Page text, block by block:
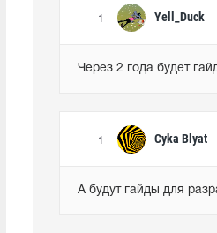
1 Yell_Duck
Через 2 года будет
1 Cyka Blyat
А будут гайды для